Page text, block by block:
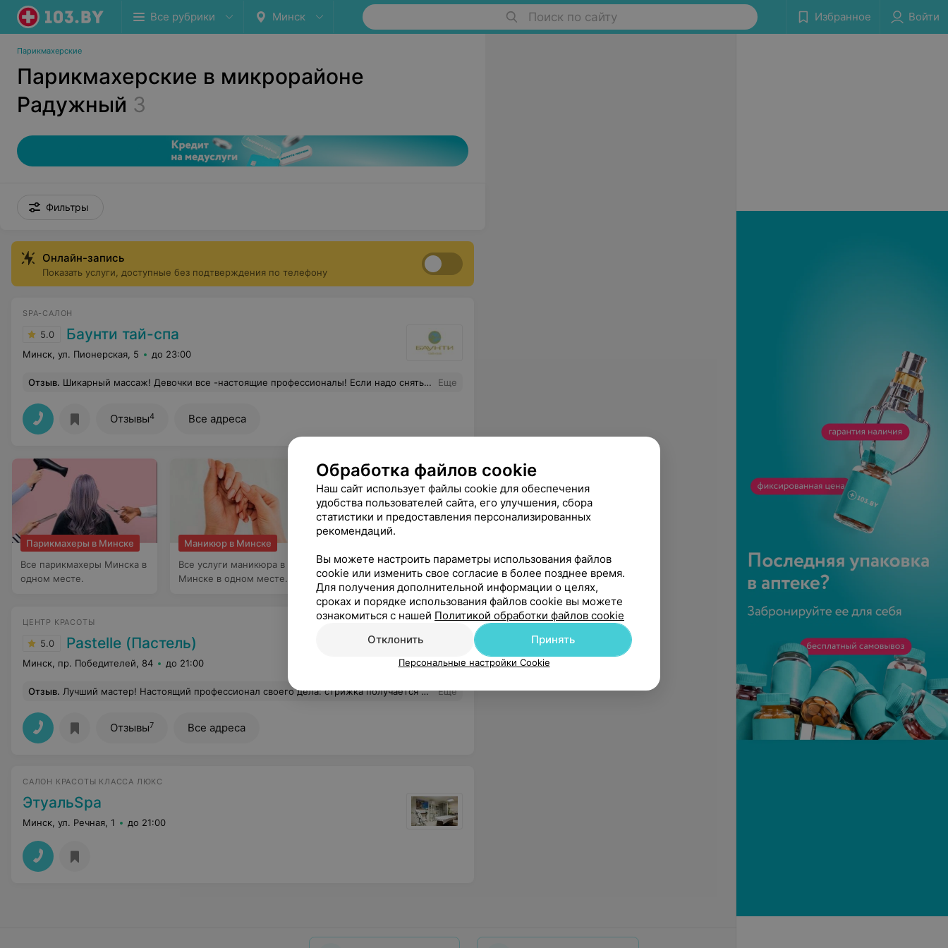
Все рубрики Минск Поиск по сайту Избранное Войти
Парикмахерские
Парикмахерские в микрорайоне
Радужный 3
Фильтры
Онлайн-запись
Показать услуги, доступные без подтверждения по телефону
SPA-САЛОН
5.0 Баунти тай-спа
Минск, ул. Пионерская, 5 до 23:00
Отзыв. Шикарный массаж! Девочки все -настоящие профессионалы! Если надо снять зажимы, есть проблемные места, силовой массаж - это к гранд мастеру Ум! Она сразу поймёт где помочь!) Вышла от нее помолодевшей и похудевшей) И я поняла, что хотя бы раз в месяц надо приходить в Тай Спа Баунти на массаж, а не так как я-раз в полгода)) Вчера была у мастера Тай! Она делала мне далеко не слабый массаж- а я засыпала! 1,5 часа массажа + 30 минут массажа лица— а мне не то что нигде не больно- я засыпаю!! Еще
Отзывы4 Все адреса
Парикмахеры в Минске
Все парикмахеры Минска в
одном месте.
Маникюр в Минске
Все услуги маникюра в
Минске в одном месте.
Все барбершопы Минска в
одном месте.
ЦЕНТР КРАСОТЫ
5.0 Pastelle (Пастель)
Минск, пр. Победителей, 84 до 21:00
Отзыв. Лучший мастер! Настоящий профессионал своего дела: стрижка получается даже лучше, чем ожидаешь!) Приятное общение в процессе работы и только положительные эмоции после! Еще
Отзывы7 Все адреса
САЛОН КРАСОТЫ КЛАССА ЛЮКС
ЭтуальSpa
Минск, ул. Речная, 1 до 21:00
Обработка файлов cookie
Наш сайт использует файлы cookie для обеспечения
удобства пользователей сайта, его улучшения, сбора
статистики и предоставления персонализированных
рекомендаций.
Вы можете настроить параметры использования файлов
cookie или изменить свое согласие в более позднее время.
Для получения дополнительной информации о целях,
сроках и порядке использования файлов cookie вы можете
ознакомиться с нашей Политикой обработки файлов cookie
Отклонить
Принять
Персональные настройки Cookie